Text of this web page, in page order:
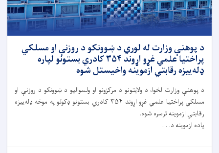
د پوهنې وزارت له لوري د ښوونکو د روزنې او مسلکي
پراختیا علمي غړو اړوند ۳۵۴ کادري بستونو لپاره
ډله‌ییزه رقابتي ازموینه واخیستل شوه
د پوهنې وزارت لخوا، د ولايتونو د مرکزونو او ولسواليو د ښوونکو د روزنې او
مسلکي پراختیا علمي غړو اړوند ۳۵۴ کادري بستونو ډکولو په موخه ډله‌ییزه
رقابتي ازموینه ترسره شوه.
ياده ازموینه د. . .